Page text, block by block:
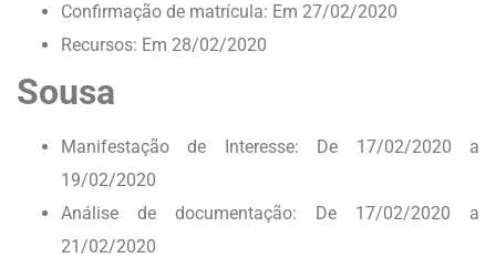
Confirmação de matrícula: Em 27/02/2020
Recursos: Em 28/02/2020
Sousa
Manifestação de Interesse: De 17/02/2020 a
19/02/2020
Análise de documentação: De 17/02/2020 a
21/02/2020